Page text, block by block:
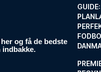
og få de bedste